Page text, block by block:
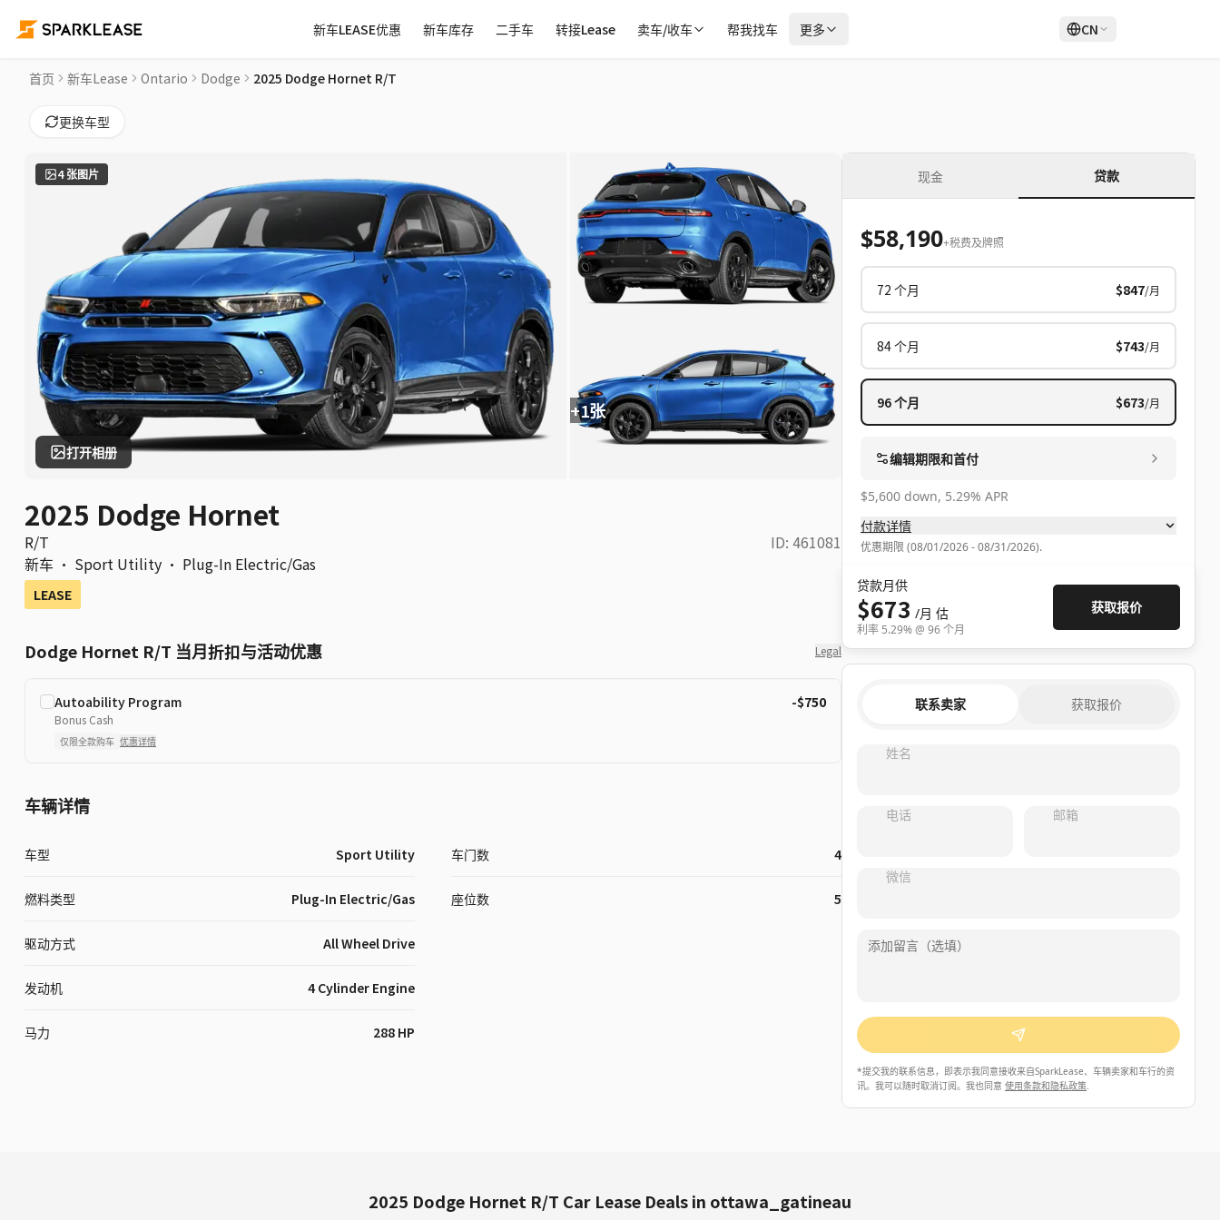
新车LEASE优惠 新车库存 二手车 转接Lease 卖车/收车 帮我找车 更多 CN
2025 Dodge Hornet R/T Car Lease Deals in Ottawa Gatineau
首页 新车Lease Ontario Dodge 2025 Dodge Hornet R/T
更换车型
+1张
4 张图片
打开相册
2025 Dodge Hornet
R/T ID: 461081
新车 · Sport Utility · Plug-In Electric/Gas
LEASE
Dodge Hornet R/T 当月折扣与活动优惠 Legal
Autoability Program
Bonus Cash
仅限全款购车 优惠详情
-$750
车辆详情
车型 Sport Utility
燃料类型 Plug-In Electric/Gas
驱动方式 All Wheel Drive
发动机 4 Cylinder Engine
马力 288 HP
车门数 4
座位数 5
现金 贷款
$58,190+税费及牌照
72 个月 $847/月
84个月 $743/月
96个月 $673/月
编辑期限和首付
$5,600 down, 5.29% APR
付款详情
优惠期限 (08/01/2026 - 08/31/2026).
贷款月供
$673 /月 估
利率 5.29% @ 96个月
获取报价
联系卖家 获取报价
姓名
电话 邮箱
微信
*提交我的联系信息，即表示我同意接收来自SparkLease、车辆卖家和车行的资
讯。我可以随时取消订阅。我也同意 使用条款和隐私政策.
2025 Dodge Hornet R/T Car Lease Deals in ottawa_gatineau